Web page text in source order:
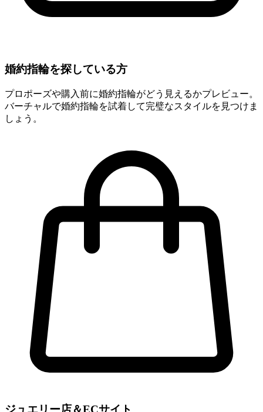
婚約指輪を探している方
プロポーズや購入前に婚約指輪がどう見えるかプレビュー。
バーチャルで婚約指輪を試着して完璧なスタイルを見つけま
しょう。
ジュエリー店＆ECサイト